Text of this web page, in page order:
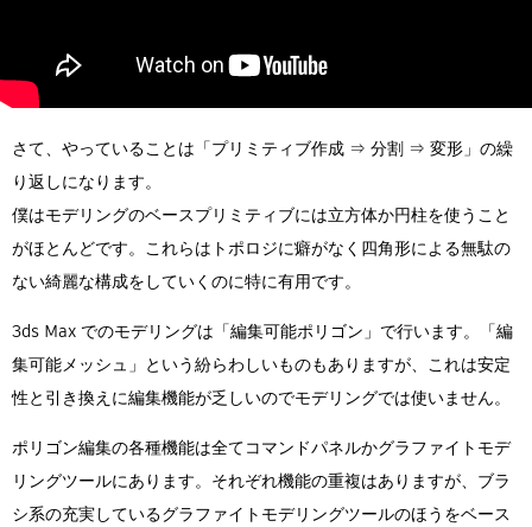
さて、やっていることは「プリミティブ作成 ⇒ 分割 ⇒ 変形」の繰
り返しになります。
僕はモデリングのベースプリミティブには立方体か円柱を使うこと
がほとんどです。これらはトポロジに癖がなく四角形による無駄の
ない綺麗な構成をしていくのに特に有用です。
3ds Max でのモデリングは「編集可能ポリゴン」で行います。「編
集可能メッシュ」という紛らわしいものもありますが、これは安定
性と引き換えに編集機能が乏しいのでモデリングでは使いません。
ポリゴン編集の各種機能は全てコマンドパネルかグラファイトモデ
リングツールにあります。それぞれ機能の重複はありますが、ブラ
シ系の充実しているグラファイトモデリングツールのほうをベース